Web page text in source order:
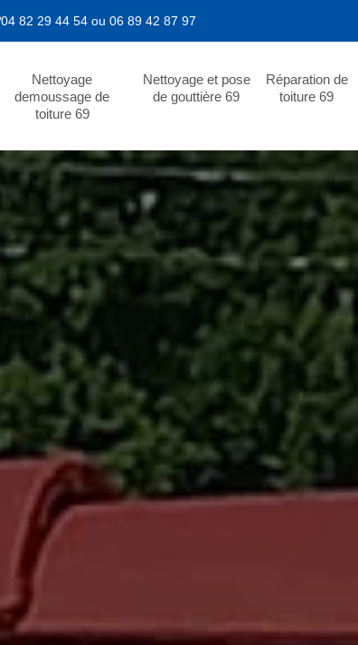
04 82 29 44 54 ou 06 89 42 87 97
Nettoyage
demoussage de
toiture 69
Nettoyage et pose
de gouttière 69
Réparation de
toiture 69